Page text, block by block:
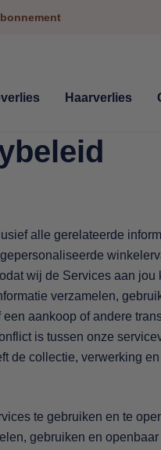
Haarverlies
alle gerelateerde
wij de Services aan jou
verzamelen,
aankoop of andere
is tussen onze
de collectie, verwerking
te gebruiken en te
gebruiken en